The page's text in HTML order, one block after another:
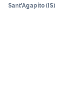
Sant'Agapito(IS)